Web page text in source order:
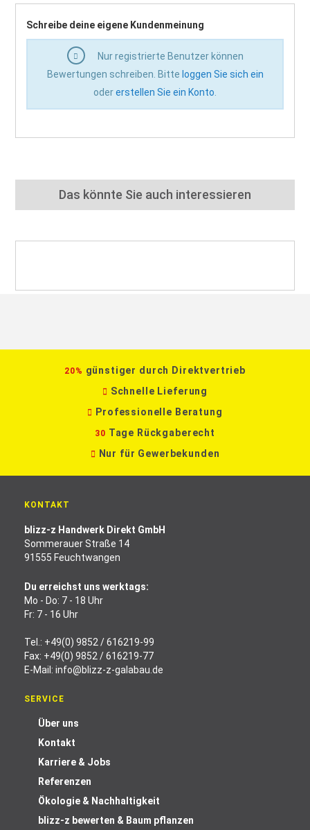
Schreibe deine eigene Kundenmeinung
Nur registrierte Benutzer können
Bewertungen schreiben. Bitte loggen Sie sich ein
odererstellen Sie ein Konto
Das könnte Sie auch interessieren
20% günstiger durch Direktvertrieb
Schnelle Lieferung
Professionelle Beratung
30 Tage Rückgaberecht
Nur für Gewerbekunden
KONTAKT
blizz-z Handwerk Direkt GmbH
Sommerauer Straße 14
91555 Feuchtwangen
Du erreichst uns werktags:
Mo - Do: 7 - 18 Uhr
Fr: 7 - 16 Uhr
Tel.: +49(0) 9852 / 616219-99
Fax: +49(0) 9852 / 616219-77
E-Mail: info@blizz-z-galabau.de
SERVICE
Über uns
Kontakt
Karriere & Jobs
Referenzen
Ökologie & Nachhaltigkeit
blizz-z bewerten & Baum pflanzen